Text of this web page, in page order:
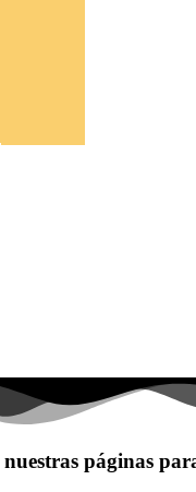
nuestras páginas